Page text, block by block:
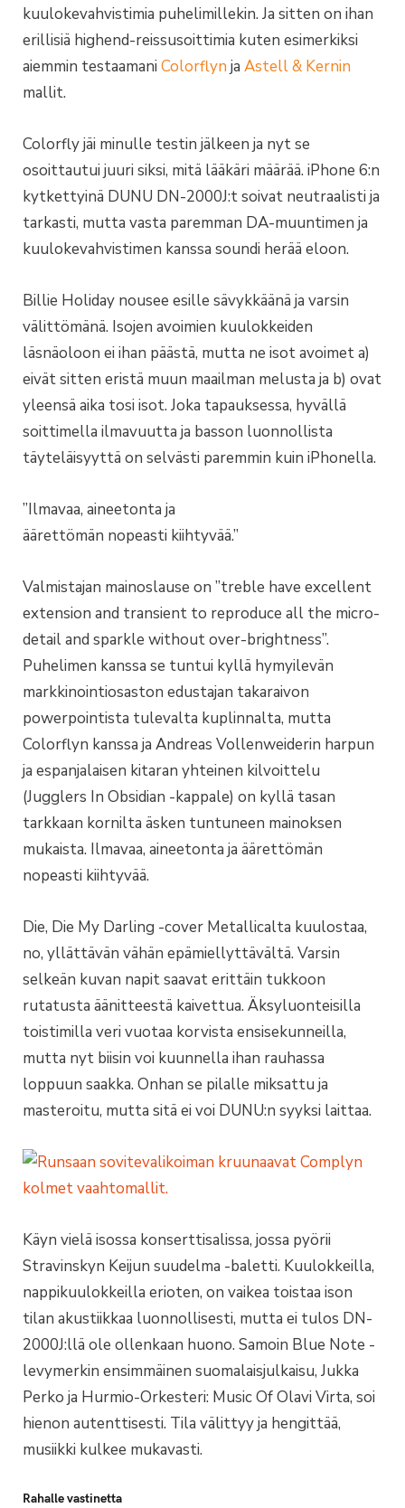
kuulokevahvistimia puhelimillekin. Ja sitten on ihan
erillisiä highend-reissusoittimia kuten esimerkiksi
aiemmin testaamani Colorflyn ja Astell & Kernin
mallit.
Colorfly jäi minulle testin jälkeen ja nyt se
osoittautui juuri siksi, mitä lääkäri määrää. iPhone 6:n
kytkettyinä DUNU DN-2000J:t soivat neutraalisti ja
tarkasti, mutta vasta paremman DA-muuntimen ja
kuulokevahvistimen kanssa soundi herää eloon.
Billie Holiday nousee esille sävykkäänä ja varsin
välittömänä. Isojen avoimien kuulokkeiden
läsnäoloon ei ihan päästä, mutta ne isot avoimet a)
eivät sitten eristä muun maailman melusta ja b) ovat
yleensä aika tosi isot. Joka tapauksessa, hyvällä
soittimella ilmavuutta ja basson luonnollista
täyteläisyyttä on selvästi paremmin kuin iPhonella.
”Ilmavaa, aineetonta ja
äärettömän nopeasti kiihtyvää.”
Valmistajan mainoslause on ”treble have excellent
extension and transient to reproduce all the micro-
detail and sparkle without over-brightness”.
Puhelimen kanssa se tuntui kyllä hymyilevän
markkinointiosaston edustajan takaraivon
powerpointista tulevalta kuplinnalta, mutta
Colorflyn kanssa ja Andreas Vollenweiderin harpun
ja espanjalaisen kitaran yhteinen kilvoittelu
(Jugglers In Obsidian -kappale) on kyllä tasan
tarkkaan kornilta äsken tuntuneen mainoksen
mukaista. Ilmavaa, aineetonta ja äärettömän
nopeasti kiihtyvää.
Die, Die My Darling -cover Metallicalta kuulostaa,
no, yllättävän vähän epämiellyttävältä. Varsin
selkeän kuvan napit saavat erittäin tukkoon
rutatusta äänitteestä kaivettua. Äksyluonteisilla
toistimilla veri vuotaa korvista ensisekunneilla,
mutta nyt biisin voi kuunnella ihan rauhassa
loppuun saakka. Onhan se pilalle miksattu ja
masteroitu, mutta sitä ei voi DUNU:n syyksi laittaa.
Käyn vielä isossa konserttisalissa, jossa pyörii
Stravinskyn Keijun suudelma -baletti. Kuulokkeilla,
nappikuulokkeilla erioten, on vaikea toistaa ison
tilan akustiikkaa luonnollisesti, mutta ei tulos DN-
2000J:llä ole ollenkaan huono. Samoin Blue Note -
levymerkin ensimmäinen suomalaisjulkaisu, Jukka
Perko ja Hurmio-Orkesteri: Music Of Olavi Virta, soi
hienon autenttisesti. Tila välittyy ja hengittää,
musiikki kulkee mukavasti.
Rahalle vastinetta